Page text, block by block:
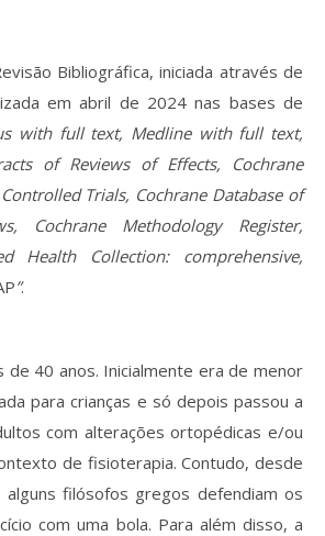
Bibliográfica, iniciada através de
em abril de 2024 nas bases de
with full text, Medline with full text,
of Reviews of Effects, Cochrane
Trials, Cochrane Database of
Cochrane Methodology Register,
Health Collection: comprehensive,
”.
de 40 anos. Inicialmente era de menor
para crianças e só depois passou a
com alterações ortopédicas e/ou
de fisioterapia. Contudo, desde
filósofos gregos defendiam os
com uma bola. Para além disso, a